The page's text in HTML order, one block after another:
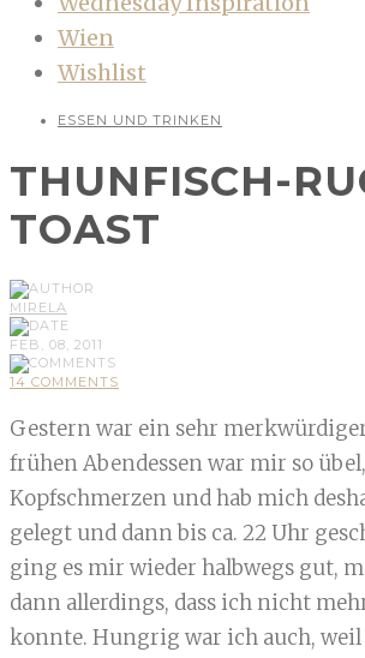
Wien
Wishlist
ESSEN UND TRINKEN
THUNFISCH-
TOAST
MIRELA
FEB, 08, 2011
14 COMMENTS
Gestern war ein sehr
frühen Abendessen war mir so
Kopfschmerzen und hab mich
gelegt und dann bis ca. 22 Uhr
ging es mir wieder halbwegs gut,
dann allerdings, dass ich nicht
konnte. Hungrig war ich auch,